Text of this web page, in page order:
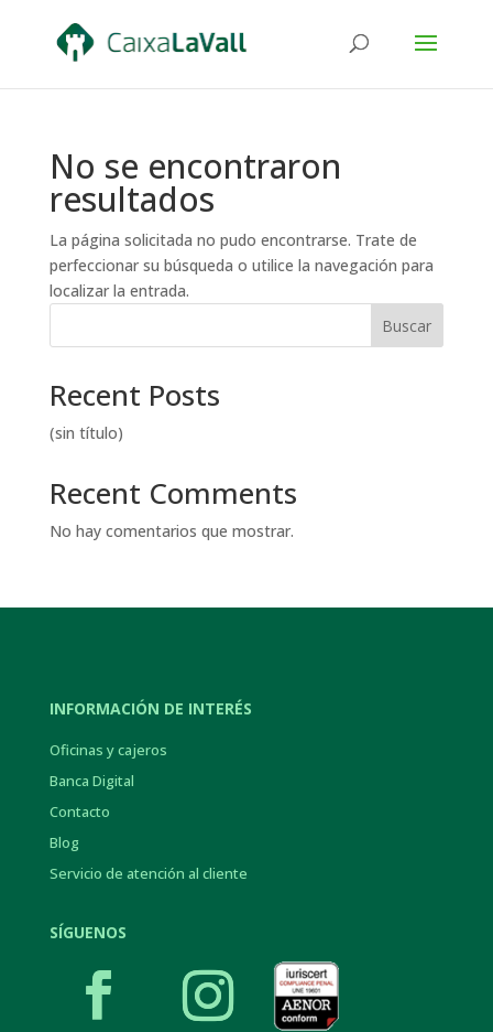
No se encontraron
resultados
La página solicitada no pudo encontrarse. Trate de
perfeccionar su búsqueda o utilice la navegación para
localizar la entrada.
Buscar
Recent Posts
(sin título)
Recent Comments
No hay comentarios que mostrar.
INFORMACIÓN DE INTERÉS
Oficinas y cajeros
Banca Digital
Contacto
Blog
Servicio de atención al cliente
SÍGUENOS